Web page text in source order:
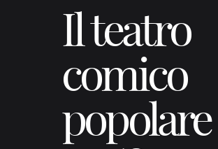
Il teatro
comico
popolare